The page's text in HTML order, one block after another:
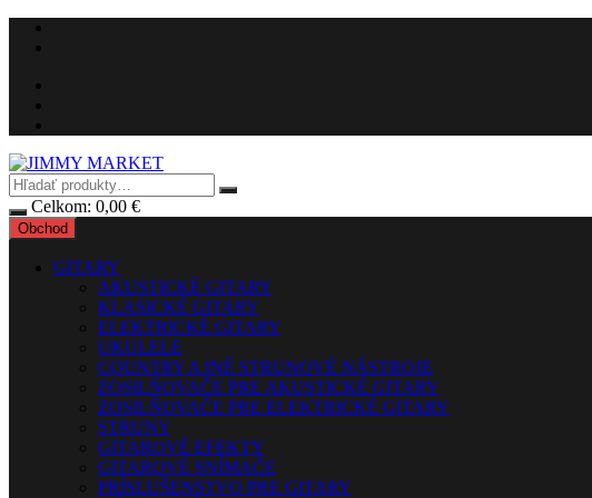
Preskočiť
Celkom: 0,00 €
Obchod
GITARY
AKUSTICKÉ GITARY
KLASICKÉ GITARY
ELEKTRICKÉ GITARY
UKULELE
COUNTRY A INÉ STRUNOVÉ NÁSTROJE
ZOSILŇOVAČE PRE AKUSTICKÉ GITARY
ZOSILŇOVAČE PRE ELEKTRICKÉ GITARY
STRUNY
GITAROVÉ EFEKTY
GITAROVÉ SNÍMAČE
PRÍSLUŠENSTVO PRE GITARY